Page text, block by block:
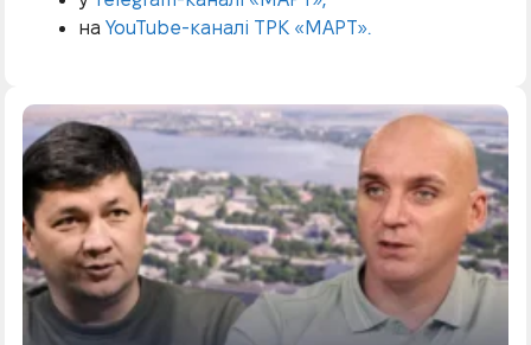
на YouTube-каналі ТРК «МАРТ».